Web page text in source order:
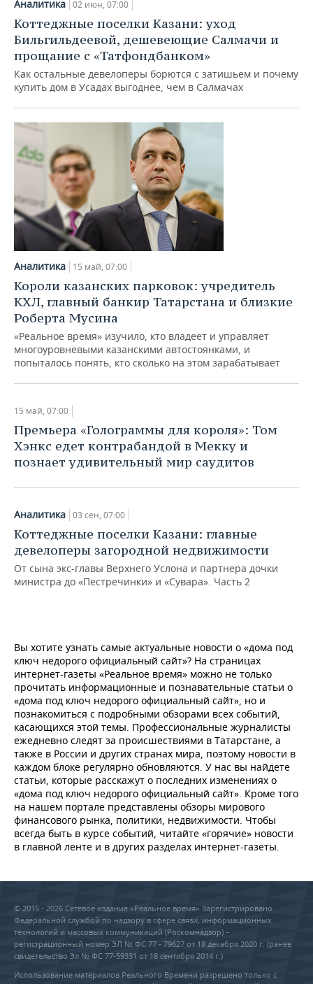
Аналитика 02 июн, 07:00
Коттеджные поселки Казани: уход
Бильгильдеевой, дешевеющие Салмачи и
прощание с «Татфондбанком»
Как остальные девелоперы борются с затишьем и почему
купить дом в Усадах выгоднее, чем в Салмачах
Аналитика 15 май, 07:00
Короли казанских парковок: учредитель
КХЛ, главный банкир Татарстана и близкие
Роберта Мусина
«Реальное время» изучило, кто владеет и управляет
многоуровневыми казанскими автостоянками, и
попыталось понять, кто сколько на этом зарабатывает
15 май, 07:00
Премьера «Голограммы для короля»: Том
Хэнкс едет контрабандой в Мекку и
познает удивительный мир саудитов
Аналитика 03 сен, 07:00
Коттеджные поселки Казани: главные
девелоперы загородной недвижимости
От сына экс-главы Верхнего Услона и партнера дочки
министра до «Пестречинки» и «Сувара». Часть 2
Вы хотите узнать самые актуальные новости о «дома под
ключ недорого официальный сайт»? На страницах
интернет-газеты «Реальное время» можно не только
прочитать информационные и познавательные статьи о
«дома под ключ недорого официальный сайт», но и
познакомиться с подробными обзорами всех событий,
касающихся этой темы. Профессиональные журналисты
ежедневно следят за происшествиями в Татарстане, а
также в России и других странах мира, поэтому новости в
каждом блоке регулярно обновляются. У нас вы найдете
статьи, которые расскажут о последних изменениях о
«дома под ключ недорого официальный сайт». Кроме того
на нашем портале представлены обзоры мирового
финансового рынка, политики, недвижимости. Чтобы
всегда быть в курсе событий, читайте «горячие» новости
в главной ленте и в других разделах интернет-газеты.
© 2015 - 2026 Сетевое издание «Реальное время» Зарегистрировано
Федеральной службой по надзору в сфере связи, информационных
технологий и массовых коммуникаций (Роскомнадзор) –
регистрационный номер ЭЛ № ФС 77 - 79627 от 18 декабря 2020 г. (ранее
свидетельство Эл № ФС 77-59331 от 18 сентября 2014 г.)
Использование материалов Реального Времени разрешено только с